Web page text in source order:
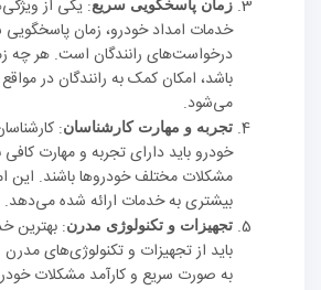
زمان پاسخگویی سریع: یکی از
خدمات امداد خودرو، زمان پاسخگویی
درخواست‌های رانندگان است. هر چه
باشد، امکان کمک به رانندگان در
می‌شود.
تجربه و مهارت کارشناسان:
خودرو باید دارای تجربه و مهارت کافی
مشکلات مختلف خودروها باشند. این
بیشتری به خدمات ارائه شده می‌دهد.
تجهیزات و تکنولوژی مدرن: بهترین
باید از تجهیزات و تکنولوژی‌های مدرن
به صورت سریع و کارآمد مشکلات